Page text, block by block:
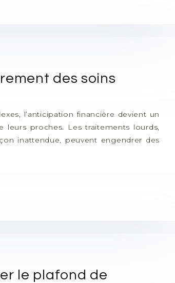
des soins
l’anticipation financière devient un
proches. Les traitements lourds,
inattendue, peuvent engendrer des
le plafond de